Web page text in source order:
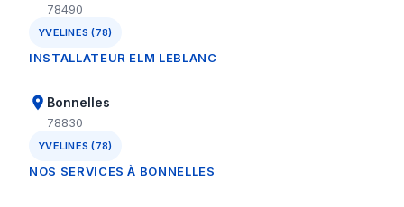
78490
YVELINES (78)
INSTALLATEUR ELM LEBLANC
Bonnelles
78830
YVELINES (78)
NOS SERVICES À BONNELLES